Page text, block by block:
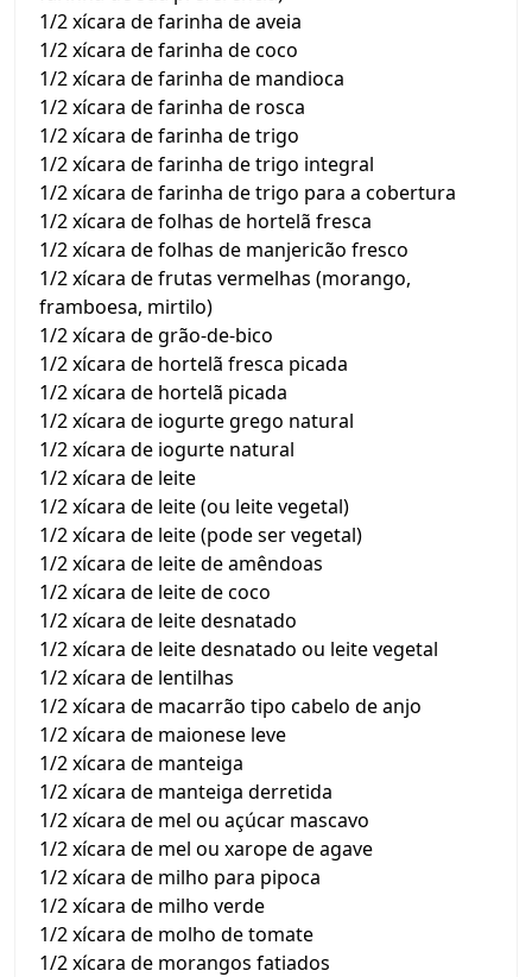
1/2 xícara de farinha de aveia
1/2 xícara de farinha de coco
1/2 xícara de farinha de mandioca
1/2 xícara de farinha de rosca
1/2 xícara de farinha de trigo
1/2 xícara de farinha de trigo integral
1/2 xícara de farinha de trigo para a cobertura
1/2 xícara de folhas de hortelã fresca
1/2 xícara de folhas de manjericão fresco
1/2 xícara de frutas vermelhas (morango,
framboesa, mirtilo)
1/2 xícara de grão-de-bico
1/2 xícara de hortelã fresca picada
1/2 xícara de hortelã picada
1/2 xícara de iogurte grego natural
1/2 xícara de iogurte natural
1/2 xícara de leite
1/2 xícara de leite (ou leite vegetal)
1/2 xícara de leite (pode ser vegetal)
1/2 xícara de leite de amêndoas
1/2 xícara de leite de coco
1/2 xícara de leite desnatado
1/2 xícara de leite desnatado ou leite vegetal
1/2 xícara de lentilhas
1/2 xícara de macarrão tipo cabelo de anjo
1/2 xícara de maionese leve
1/2 xícara de manteiga
1/2 xícara de manteiga derretida
1/2 xícara de mel ou açúcar mascavo
1/2 xícara de mel ou xarope de agave
1/2 xícara de milho para pipoca
1/2 xícara de milho verde
1/2 xícara de molho de tomate
1/2 xícara de morangos fatiados